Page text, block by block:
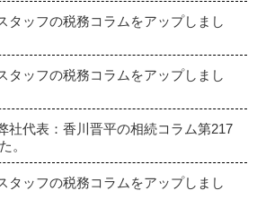
ッフの税務コラムをアップしまし
ッフの税務コラムをアップしまし
代表：香川晋平の相続コラム第217
。
ッフの税務コラムをアップしまし